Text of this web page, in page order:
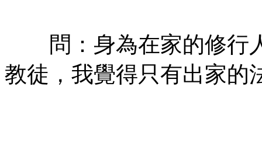
問：身為在家的修行
教徒，我覺得只有出家的